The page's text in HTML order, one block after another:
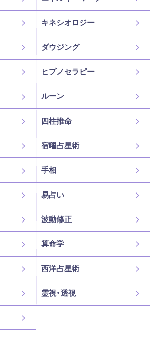
キネシオロジー
ダウジング
ヒプノセラピー
ルーン
四柱推命
宿曜占星術
手相
易占い
波動修正
算命学
西洋占星術
霊視・透視